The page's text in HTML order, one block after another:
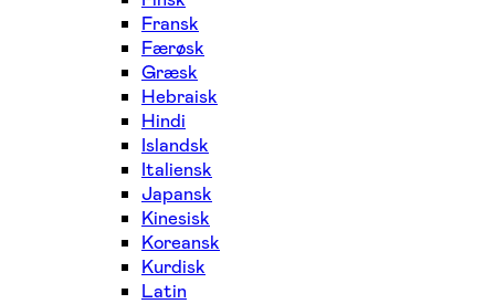
Fransk
Færøsk
Græsk
Hebraisk
Hindi
Islandsk
Italiensk
Japansk
Kinesisk
Koreansk
Kurdisk
Latin